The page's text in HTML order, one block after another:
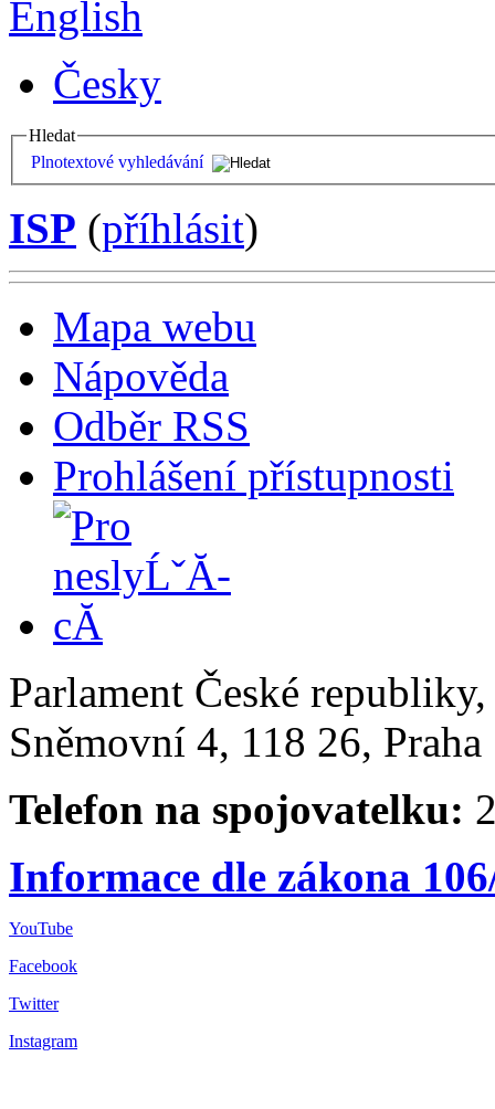
English
Česky
Hledat
Plnotextové vyhledávání
ISP (příhlásit)
Mapa webu
Nápověda
Odběr RSS
Prohlášení přístupnosti
Parlament České
Sněmovní 4, 118 26,
Telefon na spojovatelku:
Informace dle zákona
YouTube
Facebook
Twitter
Instagram